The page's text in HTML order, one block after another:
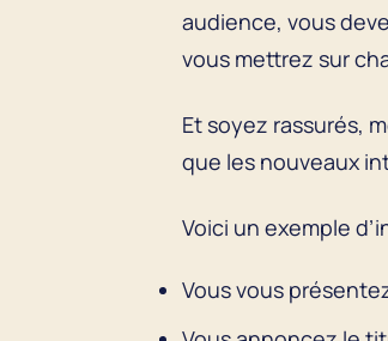
audience, vous
vous mettrez sur
Et soyez rassurés,
que les nouveaux
Voici un exemple
Vous vous